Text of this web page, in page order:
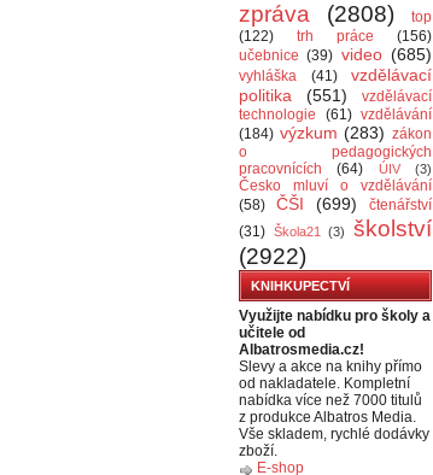
zpráva
(2808)
top
(122)
trh práce
(156)
učebnice (39) video (685)
vyhláška (41)
vzdělávací
politika
(551)
vzdělávací
technologie
(61) vzdělávání
(184) výzkum (283) zákon
o pedagogických
pracovnících
(64) ÚIV (3)
Česko mluví o vzdělávání
(58)
ČŠI (699)
čtenářství
(31) Škola21 (3)
školství
(2922)
KNIHKUPECTVÍ
Využijte nabídku pro školy a
učitele od
Albatrosmedia.cz!
Slevy a akce na knihy přímo
od nakladatele. Kompletní
nabídka více než 7000 titulů
z produkce Albatros Media.
Vše skladem, rychlé dodávky
zboží.
E-shop